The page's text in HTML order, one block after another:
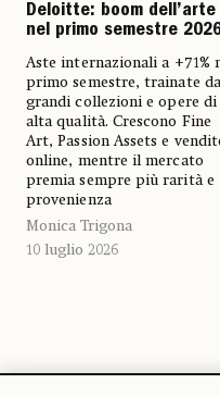
Deloitte: boom dell’arte
nel primo semestre
Aste internazionali a +71%
primo semestre, trainate da
grandi collezioni e opere di
alta qualità. Crescono Fine
Art, Passion Assets e
online, mentre il mercato
premia sempre più rarità e
provenienza
Monica Trigona
10 luglio 2026